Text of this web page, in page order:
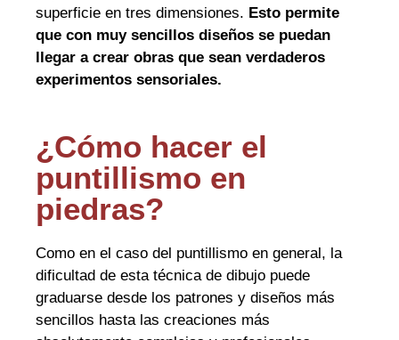
superficie en tres dimensiones. Esto permite
que con muy sencillos diseños se puedan
llegar a crear obras que sean verdaderos
experimentos sensoriales.
¿Cómo hacer el
puntillismo en
piedras?
Como en el caso del puntillismo en general, la
dificultad de esta técnica de dibujo puede
graduarse desde los patrones y diseños más
sencillos hasta las creaciones más